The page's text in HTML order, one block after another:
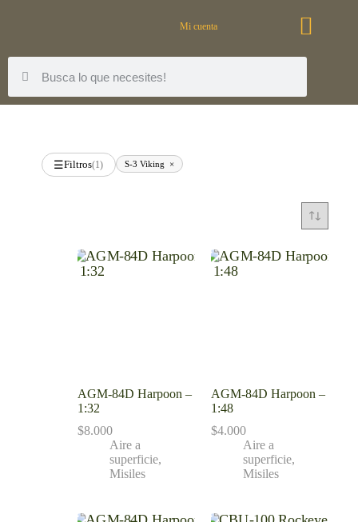
Mi cuenta
☰Filtros(1) S-3 Viking ×
AGM-84D Harpoon –
1:32
$8.000
Aire a
superficie,
Misiles
AGM-84D Harpoon –
1:48
$4.000
Aire a
superficie,
Misiles